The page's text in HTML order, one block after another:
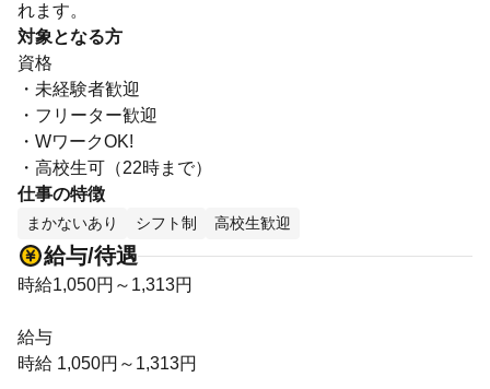
れます。
対象となる方
資格
・未経験者歓迎
・フリーター歓迎
・WワークOK!
・高校生可（22時まで）
仕事の特徴
まかないあり シフト制 高校生歓迎
給与/待遇
時給1,050円～1,313円
給与
時給 1,050円～1,313円